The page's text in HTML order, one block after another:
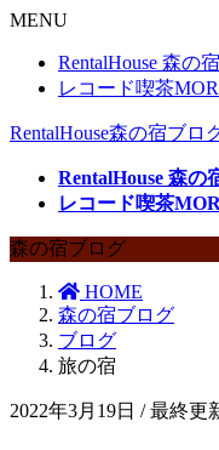
MENU
RentalHouse 森の宿
レコード喫茶
RentalHouse森の宿ブロ
RentalHouse 森の
レコード喫茶
森の宿ブログ
HOME
森の宿ブログ
ブログ
旅の宿
2022年3月19日 / 最終更